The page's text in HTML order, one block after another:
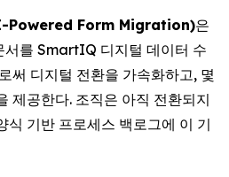
Powered Form Migration)은
서를 SmartIQ 디지털 데이터 수
써 디지털 전환을 가속화하고, 몇
제공한다. 조직은 아직 전환되지
식 기반 프로세스 백로그에 이 기